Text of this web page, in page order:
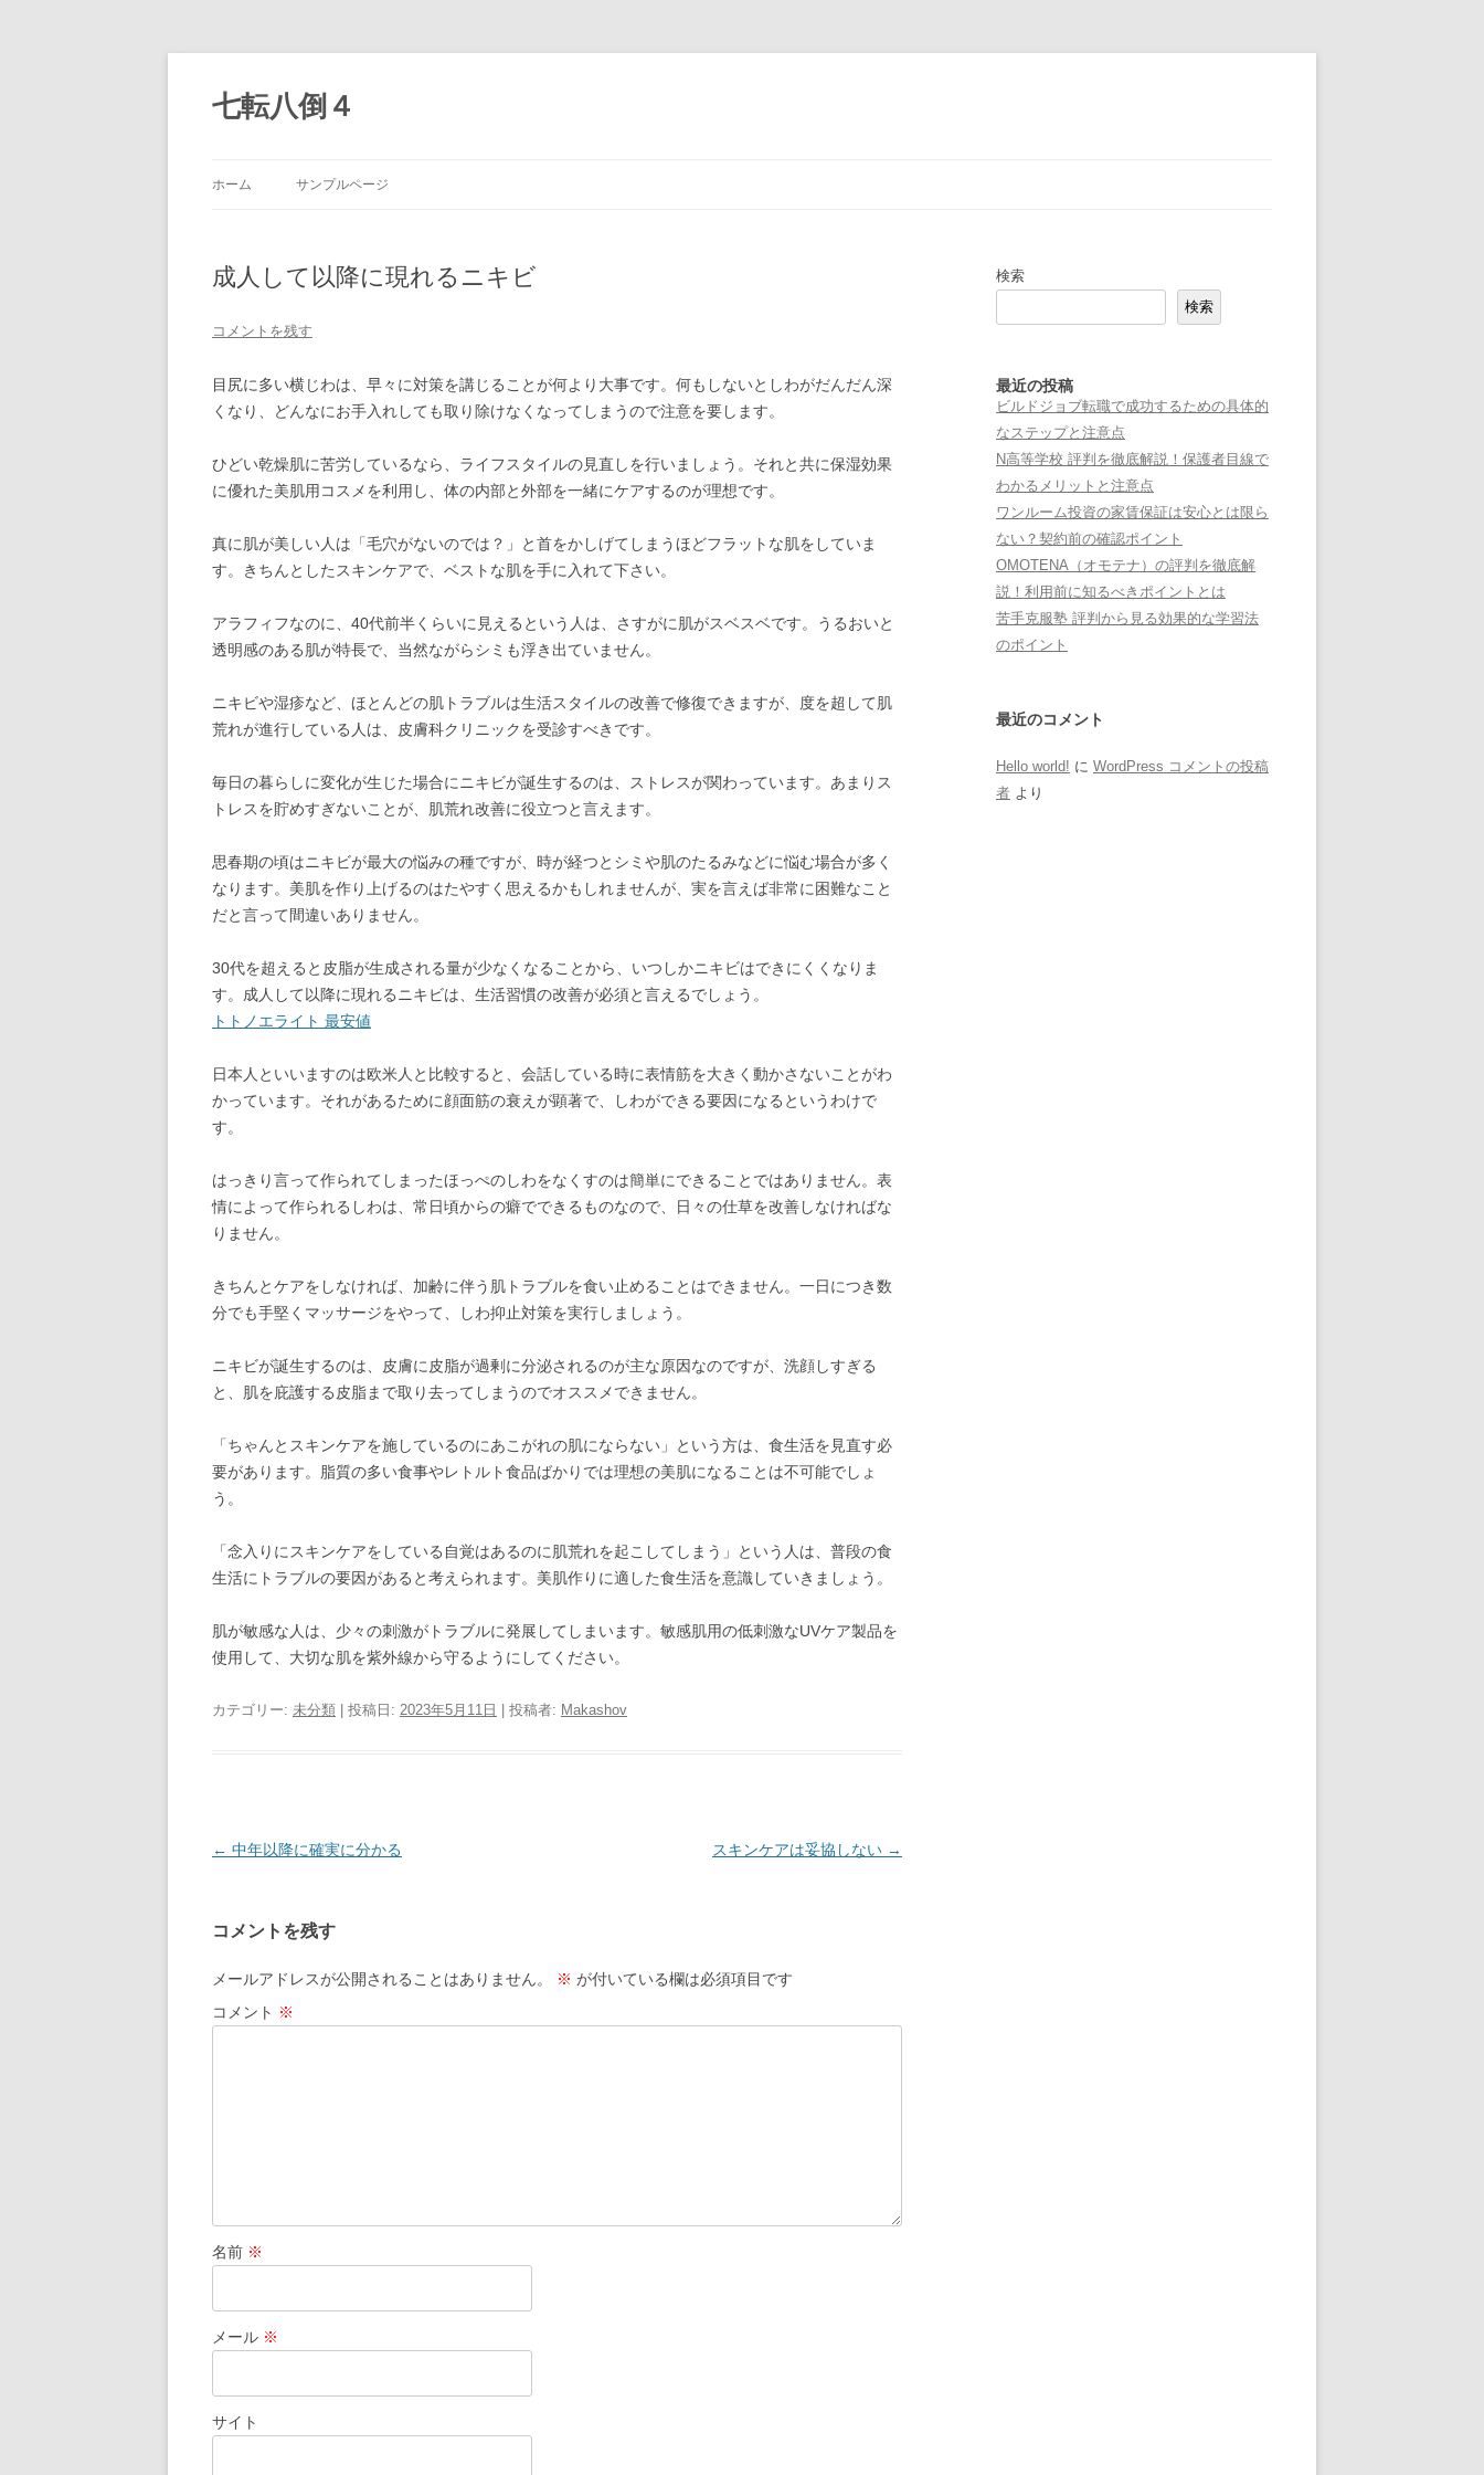
七転八倒４
ホーム サンプルページ
成人して以降に現れるニキビ
コメントを残す
目尻に多い横じわは、早々に対策を講じることが何より大事です。何もしないとしわがだんだん深
くなり、どんなにお手入れしても取り除けなくなってしまうので注意を要します。
ひどい乾燥肌に苦労しているなら、ライフスタイルの見直しを行いましょう。それと共に保湿効果
に優れた美肌用コスメを利用し、体の内部と外部を一緒にケアするのが理想です。
真に肌が美しい人は「毛穴がないのでは？」と首をかしげてしまうほどフラットな肌をしていま
す。きちんとしたスキンケアで、ベストな肌を手に入れて下さい。
アラフィフなのに、40代前半くらいに見えるという人は、さすがに肌がスベスベです。うるおいと
透明感のある肌が特長で、当然ながらシミも浮き出ていません。
ニキビや湿疹など、ほとんどの肌トラブルは生活スタイルの改善で修復できますが、度を超して肌
荒れが進行している人は、皮膚科クリニックを受診すべきです。
毎日の暮らしに変化が生じた場合にニキビが誕生するのは、ストレスが関わっています。あまりス
トレスを貯めすぎないことが、肌荒れ改善に役立つと言えます。
思春期の頃はニキビが最大の悩みの種ですが、時が経つとシミや肌のたるみなどに悩む場合が多く
なります。美肌を作り上げるのはたやすく思えるかもしれませんが、実を言えば非常に困難なこと
だと言って間違いありません。
30代を超えると皮脂が生成される量が少なくなることから、いつしかニキビはできにくくなりま
す。成人して以降に現れるニキビは、生活習慣の改善が必須と言えるでしょう。
トトノエライト 最安値
日本人といいますのは欧米人と比較すると、会話している時に表情筋を大きく動かさないことがわ
かっています。それがあるために顔面筋の衰えが顕著で、しわができる要因になるというわけで
す。
はっきり言って作られてしまったほっぺのしわをなくすのは簡単にできることではありません。表
情によって作られるしわは、常日頃からの癖でできるものなので、日々の仕草を改善しなければな
りません。
きちんとケアをしなければ、加齢に伴う肌トラブルを食い止めることはできません。一日につき数
分でも手堅くマッサージをやって、しわ抑止対策を実行しましょう。
ニキビが誕生するのは、皮膚に皮脂が過剰に分泌されるのが主な原因なのですが、洗顔しすぎる
と、肌を庇護する皮脂まで取り去ってしまうのでオススメできません。
「ちゃんとスキンケアを施しているのにあこがれの肌にならない」という方は、食生活を見直す必
要があります。脂質の多い食事やレトルト食品ばかりでは理想の美肌になることは不可能でしょ
う。
「念入りにスキンケアをしている自覚はあるのに肌荒れを起こしてしまう」という人は、普段の食
生活にトラブルの要因があると考えられます。美肌作りに適した食生活を意識していきましょう。
肌が敏感な人は、少々の刺激がトラブルに発展してしまいます。敏感肌用の低刺激なUVケア製品を
使用して、大切な肌を紫外線から守るようにしてください。
カテゴリー: 未分類 | 投稿日: 2023年5月11日 投稿者: Makashov
投
ビ
ゲ
ー
← 中年以降に確実に分かる スキンケアは妥協しない →
コメントを残す
メールアドレスが公開されることはありません。 ※ が付いている欄は必須項目です
コメント ※
名前 ※
メール ※
サイト
検索
検索
最近の投稿
ビルドジョブ転職で成功するための具体的
なステップと注意点
N高等学校 評判を徹底解説！保護者目線で
わかるメリットと注意点
ワンルーム投資の家賃保証は安心とは限ら
ない？契約前の確認ポイント
OMOTENA（オモテナ）の評判を徹底解
説！利用前に知るべきポイントとは
苦手克服塾 評判から見る効果的な学習法
のポイント
最近のコメント
Hello world! に WordPress コメントの投稿
者 より